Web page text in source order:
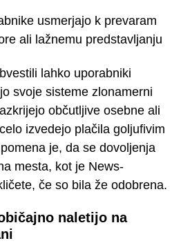
usmerjajo k prevaram
ali lažnemu predstavljanju
lahko uporabniki
svoje sisteme zlonamerni
občutljive osebne ali
izvedejo plačila goljufivim
je, da se dovoljenja
mesta, kot je News-
če so bila že odobrena.
naletijo na